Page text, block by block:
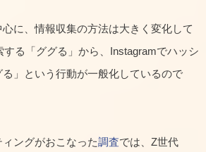
に、情報収集の方法は大きく変化して
する「ググる」から、Instagramでハッシ
」という行動が一般化しているので
ングがおこなった調査では、Z世代